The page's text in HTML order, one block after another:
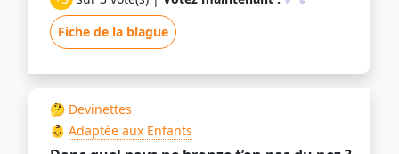
Fiche de la blague
🤔 Devinettes
👶 Adaptée aux Enfants